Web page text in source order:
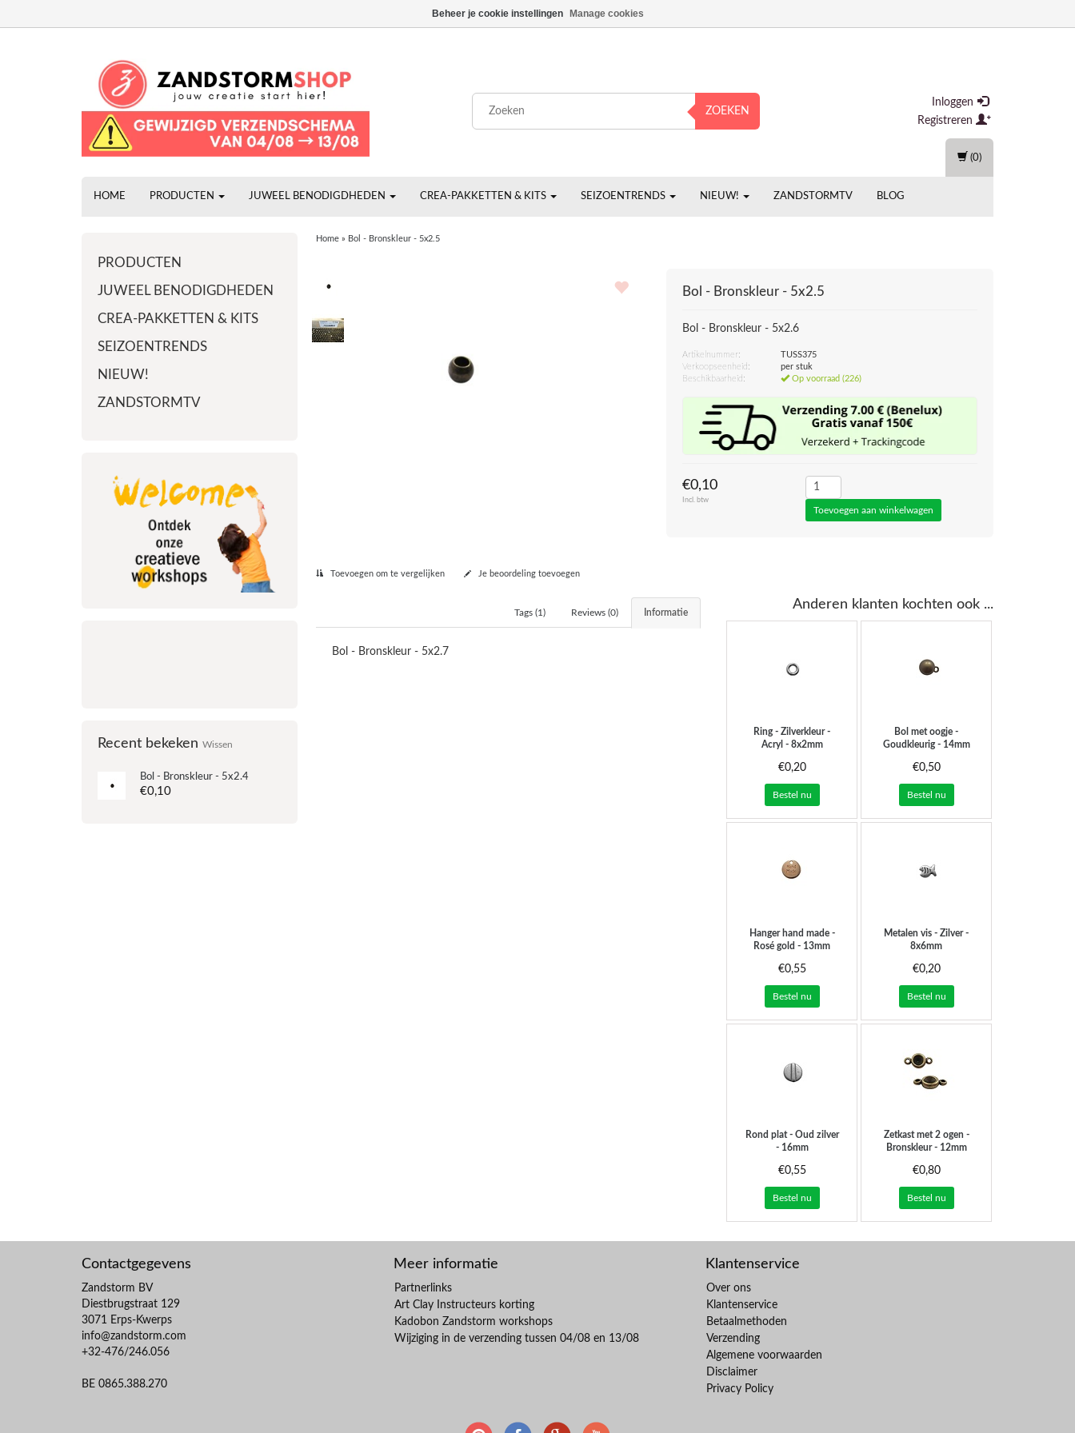
ZOEKEN
Inloggen
Registreren
HOME PRODUCTEN JUWEEL BENODIGDHEDEN CREA-PAKKETTEN & KITS SEIZOENTRENDS NIEUW! ZANDSTORMTV BLOG
(0)
PRODUCTEN
JUWEEL BENODIGDHEDEN
CREA-PAKKETTEN & KITS
SEIZOENTRENDS
NIEUW!
ZANDSTORMTV
Recent bekeken Wissen
Bol - Bronskleur - 5x2.4
€0,10
Home» Bol - Bronskleur - 5x2.5
Bol - Bronskleur - 5x2.5
Bol - Bronskleur - 5x2.6
Artikelnummer:
TUSS375
Verkoopseenheid:
per stuk
Beschikbaarheid:
Op voorraad (226)
€0,10
Incl. btw
Toevoegen om te vergelijken Je beoordeling toevoegen
Informatie
Reviews (0)
Tags (1)
Bol - Bronskleur - 5x2.7
Anderen klanten kochten ook ...
Ring - Zilverkleur -
Acryl - 8x2mm
€0,20
Bestel nu
Bol met oogje -
Goudkleurig - 14mm
€0,50
Bestel nu
Hanger hand made -
Rosé gold - 13mm
€0,55
Bestel nu
Metalen vis - Zilver -
8x6mm
€0,20
Bestel nu
Rond plat - Oud zilver
- 16mm
€0,55
Bestel nu
Zetkast met 2 ogen -
Bronskleur - 12mm
€0,80
Bestel nu
Contactgegevens
Zandstorm BV
Diestbrugstraat 129
3071 Erps-Kwerps
info@zandstorm.com
+32-476/246.056
BE 0865.388.270
Meer informatie
Partnerlinks
Art Clay Instructeurs korting
Kadobon Zandstorm workshops
Wijziging in de verzending tussen 04/08 en 13/08
Klantenservice
Over ons
Klantenservice
Betaalmethoden
Verzending
Algemene voorwaarden
Disclaimer
Privacy Policy
Beheer je cookie instellingen Manage cookies